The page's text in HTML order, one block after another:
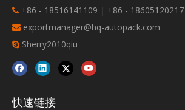
 +86 - 18516141109 | +86 - 18605120217
 exportmanager@hq-autopack.com
 Sherry2010qiu
快速链接